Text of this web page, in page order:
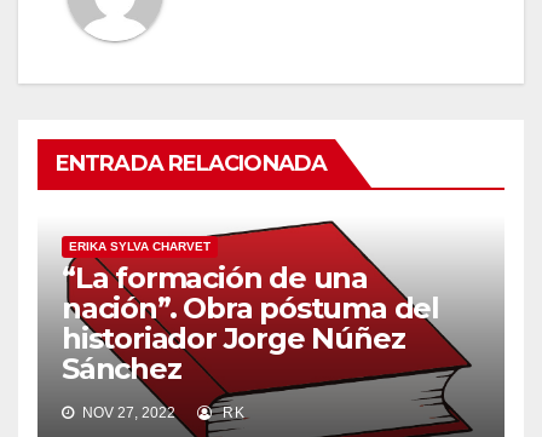
ENTRADA RELACIONADA
ERIKA SYLVA CHARVET
“La formación de una
nación”. Obra póstuma del
historiador Jorge Núñez
Sánchez
NOV 27, 2022 RK